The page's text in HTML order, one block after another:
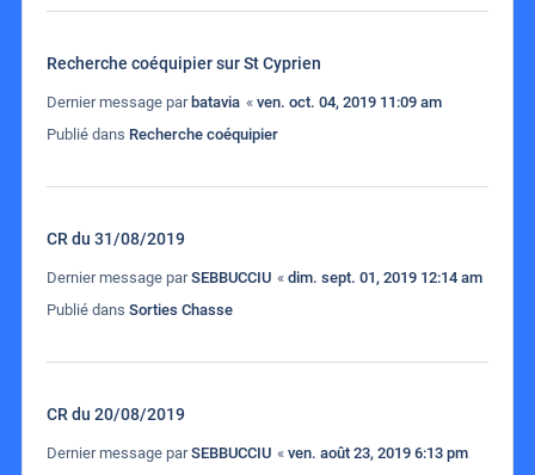
Recherche coéquipier sur St Cyprien
Dernier message par batavia « ven. oct. 04, 2019 11:09 am
Publié dans Recherche coéquipier
CR du 31/08/2019
Dernier message parSEBBUCCIU « dim. sept. 01, 2019 12:14 am
Publié dans Sorties Chasse
CR du 20/08/2019
Dernier message parSEBBUCCIU « ven. août 23, 2019 6:13 pm